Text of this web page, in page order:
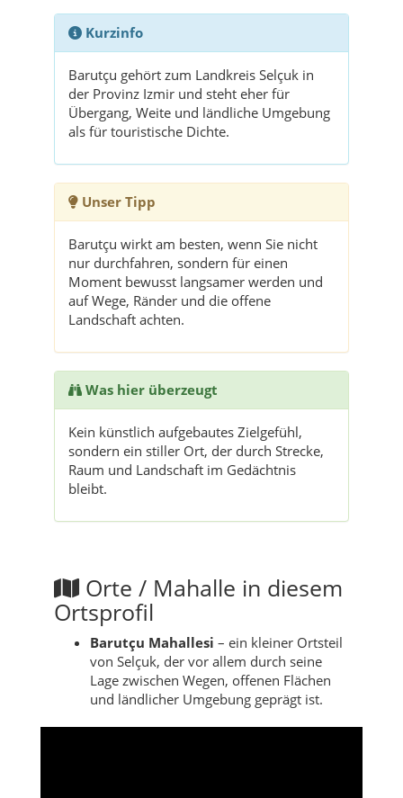
Kurzinfo
Barutçu gehört zum Landkreis Selçuk in
der Provinz Izmir und steht eher für
Übergang, Weite und ländliche Umgebung
als für touristische Dichte.
Unser Tipp
Barutçu wirkt am besten, wenn Sie nicht
nur durchfahren, sondern für einen
Moment bewusst langsamer werden und
auf Wege, Ränder und die offene
Landschaft achten.
Was hier überzeugt
Kein künstlich aufgebautes Zielgefühl,
sondern ein stiller Ort, der durch Strecke,
Raum und Landschaft im Gedächtnis
bleibt.
Orte / Mahalle in diesem
Ortsprofil
Barutçu Mahallesi – ein kleiner Ortsteil
von Selçuk, der vor allem durch seine
Lage zwischen Wegen, offenen Flächen
und ländlicher Umgebung geprägt ist.